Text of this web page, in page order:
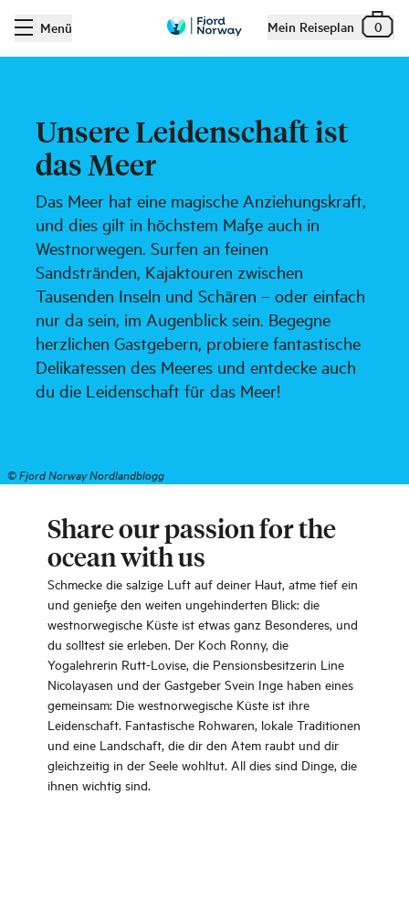
Menü Mein Reiseplan 0
Unsere Leidenschaft ist
das Meer
Das Meer hat eine magische Anziehungskraft,
und dies gilt in höchstem Maße auch in
Westnorwegen. Surfen an feinen
Sandstränden, Kajaktouren zwischen
Tausenden Inseln und Schären – oder einfach
nur da sein, im Augenblick sein. Begegne
herzlichen Gastgebern, probiere fantastische
Delikatessen des Meeres und entdecke auch
du die Leidenschaft für das Meer!
©Fjord Norway Nordlandblogg
Share our passion for the
ocean with us
Schmecke die salzige Luft auf deiner Haut, atme tief ein
und genieße den weiten ungehinderten Blick: die
westnorwegische Küste ist etwas ganz Besonderes, und
du solltest sie erleben. Der Koch Ronny, die
Yogalehrerin Rutt-Lovise, die Pensionsbesitzerin Line
Nicolayasen und der Gastgeber Svein Inge haben eines
gemeinsam: Die westnorwegische Küste ist ihre
Leidenschaft. Fantastische Rohwaren, lokale Traditionen
und eine Landschaft, die dir den Atem raubt und dir
gleichzeitig in der Seele wohltut. All dies sind Dinge, die
ihnen wichtig sind.